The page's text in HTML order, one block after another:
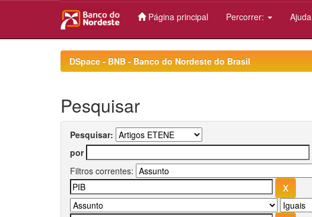
Página principal Percorrer: Ajuda
DSpace - BNB - Banco do Nordeste do Brasil
Pesquisar
Pesquisar:
por
Filtros correntes: